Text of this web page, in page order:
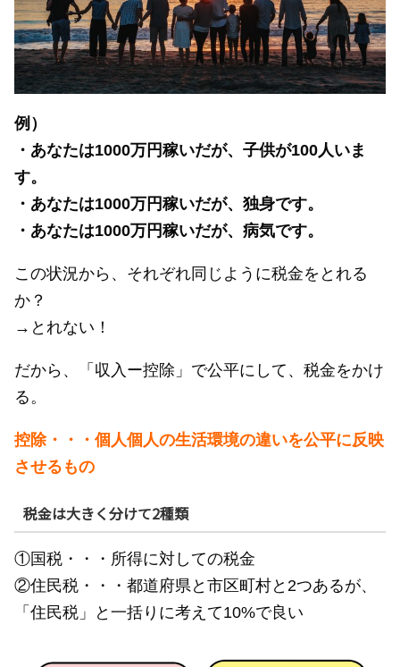
例）
・あなたは1000万円稼いだが、子供が100人いま
す。
・あなたは1000万円稼いだが、独身です。
・あなたは1000万円稼いだが、病気です。
この状況から、それぞれ同じように税金をとれる
か？
→とれない！
だから、「収入ー控除」で公平にして、税金をかけ
る。
控除・・・個人個人の生活環境の違いを公平に反映
させるもの
税金は大きく分けて2種類
①国税・・・所得に対しての税金
②住民税・・・都道府県と市区町村と2つあるが、
「住民税」と一括りに考えて10%で良い